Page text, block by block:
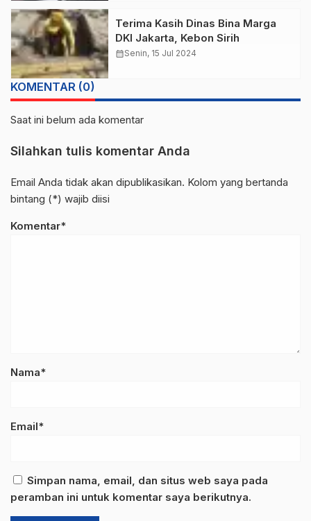
Terima Kasih Dinas Bina Marga
DKI Jakarta, Kebon Sirih
calendar_monthSenin, 15 Jul 2024
KOMENTAR (0)
Saat ini belum ada komentar
Silahkan tulis komentar Anda
Email Anda tidak akan dipublikasikan. Kolom yang bertanda
bintang (*) wajib diisi
Komentar*
Nama*
Email*
Simpan nama, email, dan situs web saya pada
peramban ini untuk komentar saya berikutnya.